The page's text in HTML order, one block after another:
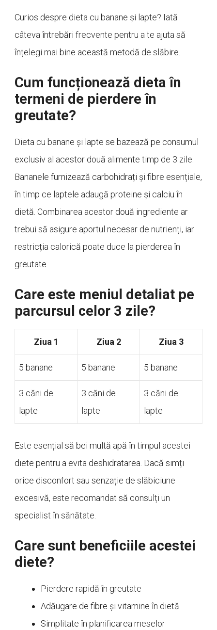
Curios despre dieta cu banane și lapte? Iată
câteva întrebări frecvente pentru a te ajuta să
înțelegi mai bine această metodă de slăbire.
Cum funcționează dieta în
termeni de pierdere în
greutate?
Dieta cu banane și lapte se bazează pe consumul
exclusiv al acestor două alimente timp de 3 zile.
Bananele furnizează carbohidrați și fibre esențiale,
în timp ce laptele adaugă proteine și calciu în
dietă. Combinarea acestor două ingrediente ar
trebui să asigure aportul necesar de nutrienți, iar
restricția calorică poate duce la pierderea în
greutate.
Care este meniul detaliat pe
parcursul celor 3 zile?
Ziua 1 Ziua 2 Ziua 3
5 banane 5 banane 5 banane
3 căni de
lapte
3 căni de
lapte
3 căni de
lapte
Este esențial să bei multă apă în timpul acestei
diete pentru a evita deshidratarea. Dacă simți
orice disconfort sau senzație de slăbiciune
excesivă, este recomandat să consulți un
specialist în sănătate.
Care sunt beneficiile acestei
diete?
Pierdere rapidă în greutate
Adăugare de fibre și vitamine în dietă
Simplitate în planificarea meselor